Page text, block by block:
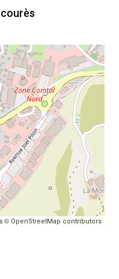
© OpenStreetMap contributors